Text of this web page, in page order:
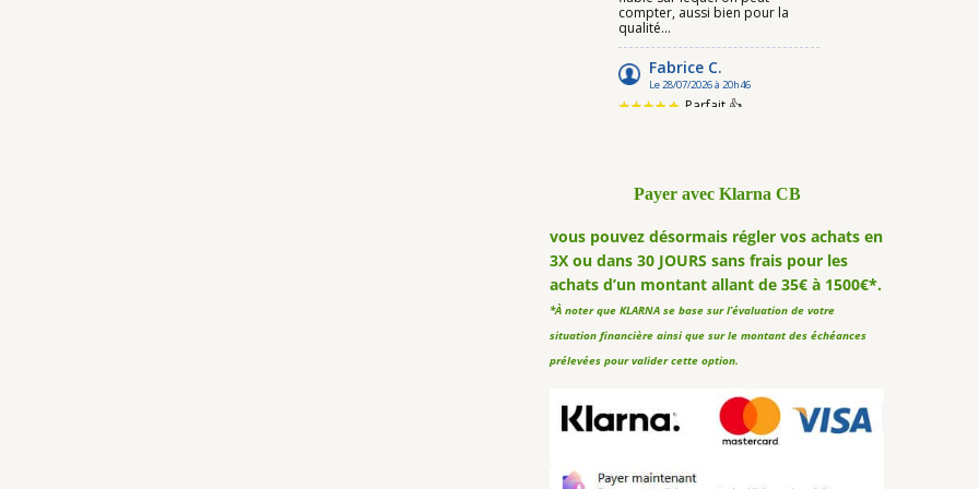
Payer avec Klarna CB
vous pouvez désormais régler vos achats en
3X ou dans 30 JOURS sans frais pour les
achats d’un montant allant de 35€ à 1500€*.
*À noter que KLARNA se base sur l’évaluation de votre
situation financière ainsi que sur le montant des échéances
prélevées pour valider cette option.